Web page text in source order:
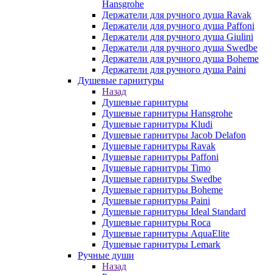
Hansgrohe
Держатели для ручного душа Ravak
Держатели для ручного душа Paffoni
Держатели для ручного душа Giulini
Держатели для ручного душа Swedbe
Держатели для ручного душа Boheme
Держатели для ручного душа Paini
Душевые гарнитуры
Назад
Душевые гарнитуры
Душевые гарнитуры Hansgrohe
Душевые гарнитуры Kludi
Душевые гарнитуры Jacob Delafon
Душевые гарнитуры Ravak
Душевые гарнитуры Paffoni
Душевые гарнитуры Timo
Душевые гарнитуры Swedbe
Душевые гарнитуры Boheme
Душевые гарнитуры Paini
Душевые гарнитуры Ideal Standard
Душевые гарнитуры Roca
Душевые гарнитуры AquaElite
Душевые гарнитуры Lemark
Ручные души
Назад